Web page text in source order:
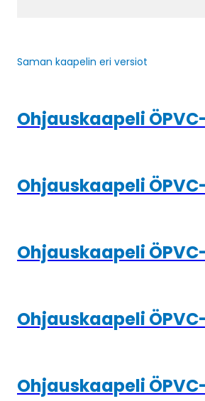
Saman kaapelin eri versiot
Ohjauskaapeli
Ohjauskaapeli
Ohjauskaapeli
Ohjauskaapeli
Ohjauskaapeli